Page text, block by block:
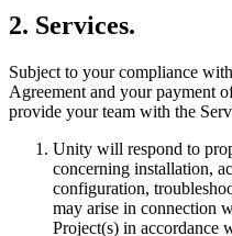
少人数のチームで大規模な
XR ゲーム
マルチプレイヤーゲーム
マルチプレイヤーゲーム制
2. Services.
Subject to your compliance
Agreement and your payment
provide your team with the
Unity will respond to
concerning installation,
configuration,
may arise in connection
Project(s) in accordance